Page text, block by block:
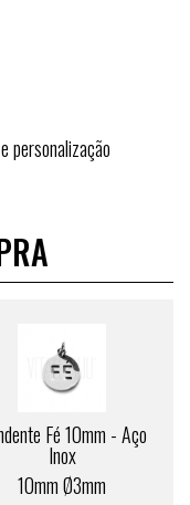
personalização
Fé 10mm - Aço
Inox
10mm Ø3mm